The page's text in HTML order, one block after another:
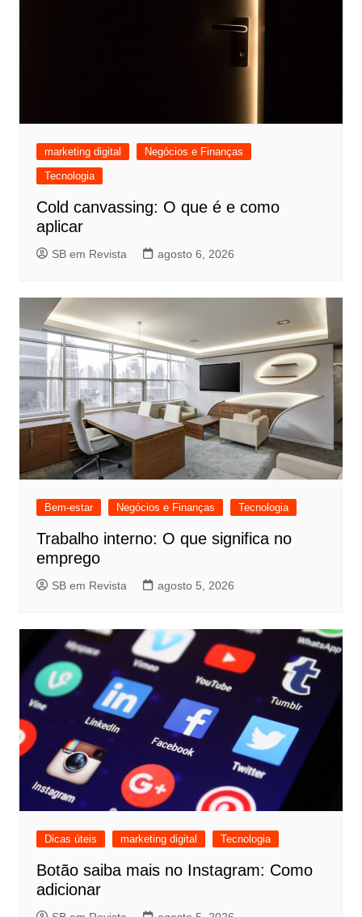
marketing digital
Negócios e Finanças
Tecnologia
Cold canvassing: O que é e como
aplicar
SB em Revista agosto 6, 2026
Bem-estar Negócios e Finanças Tecnologia
Trabalho interno: O que significa no
emprego
SB em Revista agosto 5, 2026
Dicas úteis marketing digital Tecnologia
Botão saiba mais no Instagram: Como
adicionar